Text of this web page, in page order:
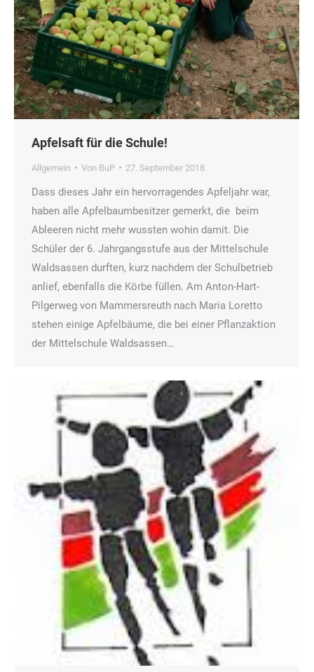
Apfelsaft für die Schule!
Allgemein Von BuP 27. September 2018
Dass dieses Jahr ein hervorragendes Apfeljahr war,
haben alle Apfelbaumbesitzer gemerkt, die beim
Ableeren nicht mehr wussten wohin damit. Die
Schüler der 6. Jahrgangsstufe aus der Mittelschule
Waldsassen durften, kurz nachdem der Schulbetrieb
anlief, ebenfalls die Körbe füllen. Am Anton-Hart-
Pilgerweg von Mammersreuth nach Maria Loretto
stehen einige Apfelbäume, die bei einer Pflanzaktion
der Mittelschule Waldsassen…